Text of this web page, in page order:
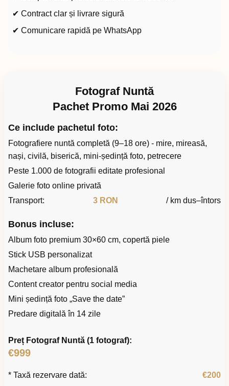
✔ Contract clar și livrare sigură
✔ Comunicare rapidă pe WhatsApp
Fotograf Nuntă
Pachet Promo Mai 2026
Ce include pachetul foto:
Fotografiere nuntă completă (9–18 ore) - mire, mireasă,
nași, civilă, biserică, mini-ședință foto, petrecere
Peste 1.000 de fotografii editate profesional
Galerie foto online privată
Transport:
3 RON / km dus–întors
Bonus incluse:
Album foto premium 30×60 cm, copertă piele
Stick USB personalizat
Machetare album profesională
Content creator pentru social media
Mini ședință foto „Save the date”
Predare digitală în 14 zile
Preț Fotograf Nuntă (1 fotograf):
€999
* Taxă rezervare dată: €200